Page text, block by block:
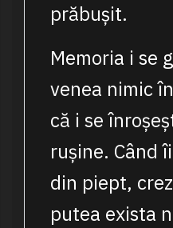
prăbușit.
Memoria i se
venea nimic
că i se
rușine. Când
din piept,
putea exista